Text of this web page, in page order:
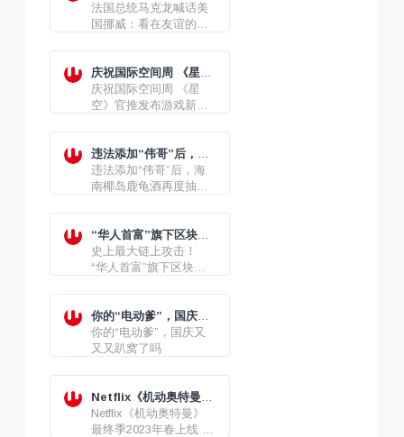
国挪威：看在友谊的份
上，不能让欧洲付4倍的
法国总统马克龙喊话美
国挪威：看在友谊的份
庆祝国际空间周 《星
空》官推发布游戏新艺
术图
庆祝国际空间周 《星
空》官推发布游戏新艺
违法添加“伟哥”后，海
南椰岛鹿龟酒再度抽检
不合格
违法添加“伟哥”后，海
南椰岛鹿龟酒再度抽检
“华人首富”旗下区块链
币安链项目遭窃，案值
8.5 亿美元
史上最大链上攻击！
“华人首富”旗下区块链
你的“电动爹”，国庆又
又又趴窝了吗
你的“电动爹”，国庆又
又又趴窝了吗
Netflix《机动奥特曼》
最终季2023年春上线 作
者亲绘海报公开
Netflix《机动奥特曼》
最终季2023年春上线 作